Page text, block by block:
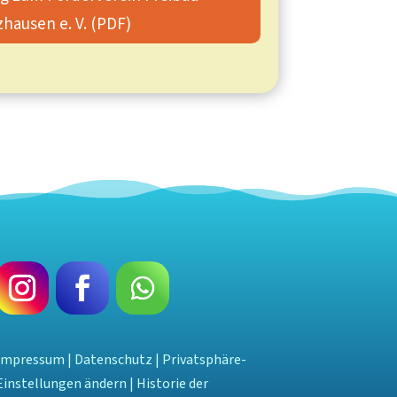
e. V. (PDF)
| Datenschutz | Privatsphäre-
ändern | Historie der